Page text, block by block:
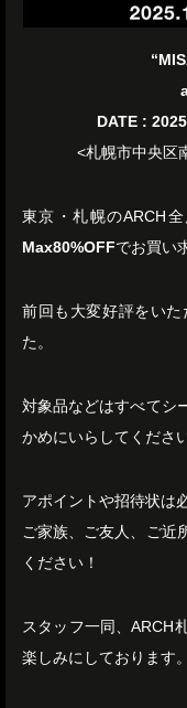
DATE :
<札幌市中央区
東京・札幌のARCH
Max80%OFFでお買い
前回も大変好評をい
た。
対象品などはすべてシ
かめにいらしてください
アポイントや招待状は
ご家族、ご友人、ご近
ください！
スタッフ一同、ARCH
楽しみにしております。